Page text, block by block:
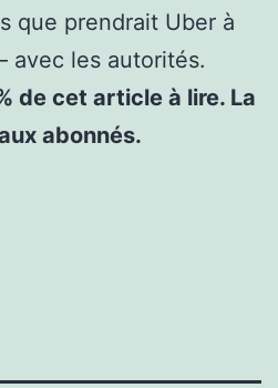
que prendrait Uber à
avec les autorités.
de cet article à lire. La
abonnés.